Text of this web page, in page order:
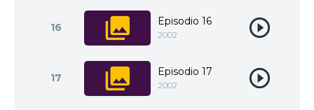
16 Episodio 16
2002
17 Episodio 17
2002